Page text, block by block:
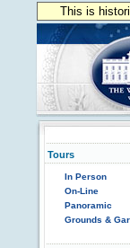
This is
Tours
In Person
On-Line
Panoramic
Grounds &